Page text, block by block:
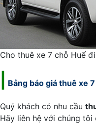
Cho thuê xe 7 chỗ Huế
Bảng báo giá thuê xe
Quý khách có nhu cầu
Hãy liên hệ với chúng